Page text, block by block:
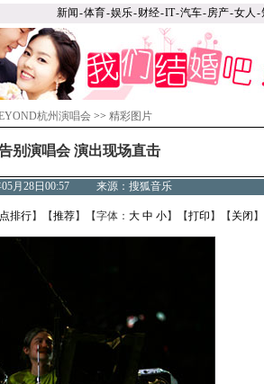
新闻-体育-娱乐-财经-IT-汽车-房产-女人 -
杭州演唱会 >> 精彩图片
别演唱会 演出现场直击
月28日00:57 来源：搜狐音乐
排行】【推荐】【字体： 大 中 小】【打印 】【 关闭 】